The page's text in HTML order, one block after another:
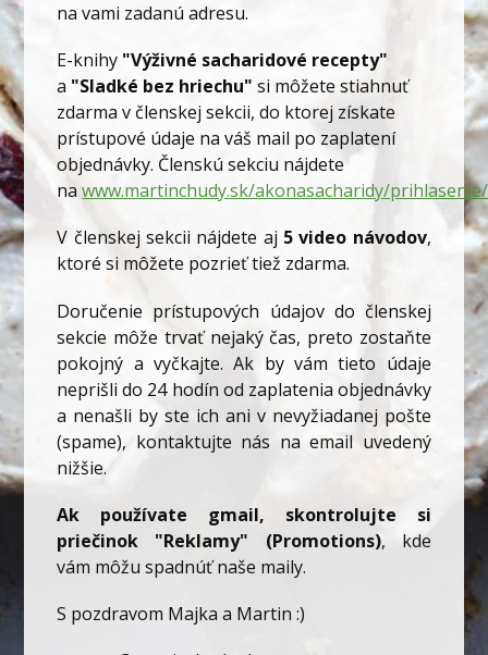
na vami zadanú adresu.
E-knihy "Výživné sacharidové recepty"
a "Sladké bez hriechu" si môžete stiahnuť
zdarma v členskej sekcii, do ktorej získate
prístupové údaje na váš mail po zaplatení
objednávky. Členskú sekciu nájdete
nawww.martinchudy.sk/akonasacharidy/prihlasenie/
V členskej sekcii nájdete aj 5 video návodov,
ktoré si môžete pozrieť tiež zdarma.
Doručenie prístupových údajov do členskej
sekcie môže trvať nejaký čas, preto zostaňte
pokojný a vyčkajte. Ak by vám tieto údaje
neprišli do 24 hodín od zaplatenia objednávky
a nenašli by ste ich ani v nevyžiadanej pošte
(spame), kontaktujte nás na email uvedený
nižšie.
Ak používate gmail, skontrolujte si
priečinok "Reklamy" (Promotions), kde
vám môžu spadnúť naše maily.
S pozdravom Majka a Martin :)